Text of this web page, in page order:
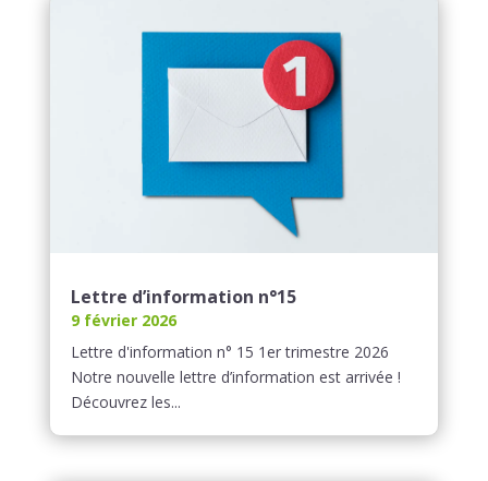
Lettre d’information n°15
9 février 2026
Lettre d'information n° 15 1er trimestre 2026
Notre nouvelle lettre d’information est arrivée !
Découvrez les...